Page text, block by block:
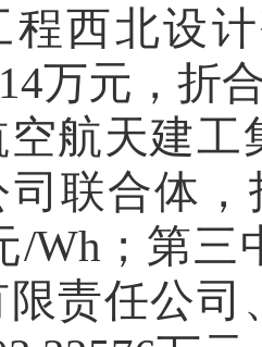
程西北设
万元，折
航天建工
联合体，
/Wh；第
责任公司